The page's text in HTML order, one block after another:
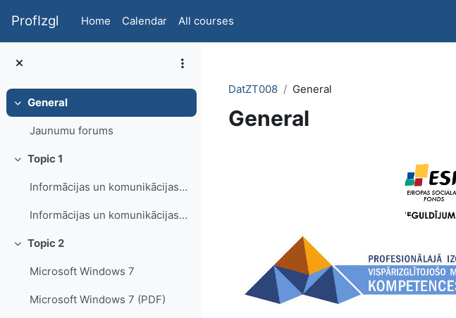
ProfIzgl Home Calendar All courses
Collapse
General
Jaunumu forums
Collapse
Topic 1
Informācijas un komunikācijas tehnoloģiju pamatjēdzieni
Informācijas un komunikācijas tehnoloģiju pamatjēdzieni (PDF)
Collapse
Topic 2
Microsoft Windows 7
Microsoft Windows 7 (PDF)
DatZT008
General
General